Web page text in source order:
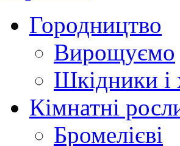
Городництво
Вирощуємо
Шкідники і
Кімнатні
Бромелієві